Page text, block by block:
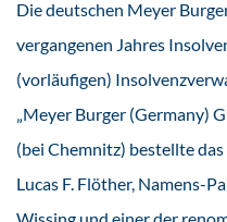
Die deutschen Meyer
vergangenen Jahres
(vorläufigen)
„Meyer Burger (Germany)
(bei Chemnitz) bestellte
Lucas F. Flöther, Namens-